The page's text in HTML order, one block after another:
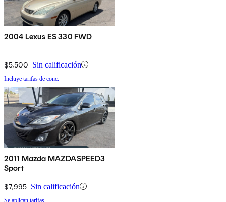
2004 Lexus ES 330 FWD
$5,500 Sin calificación
Incluye tarifas de conc.
2011 Mazda MAZDASPEED3
Sport
$7,995 Sin calificación
Se aplican tarifas